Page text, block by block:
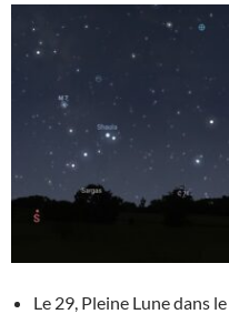
Le 29, Pleine Lune dans le